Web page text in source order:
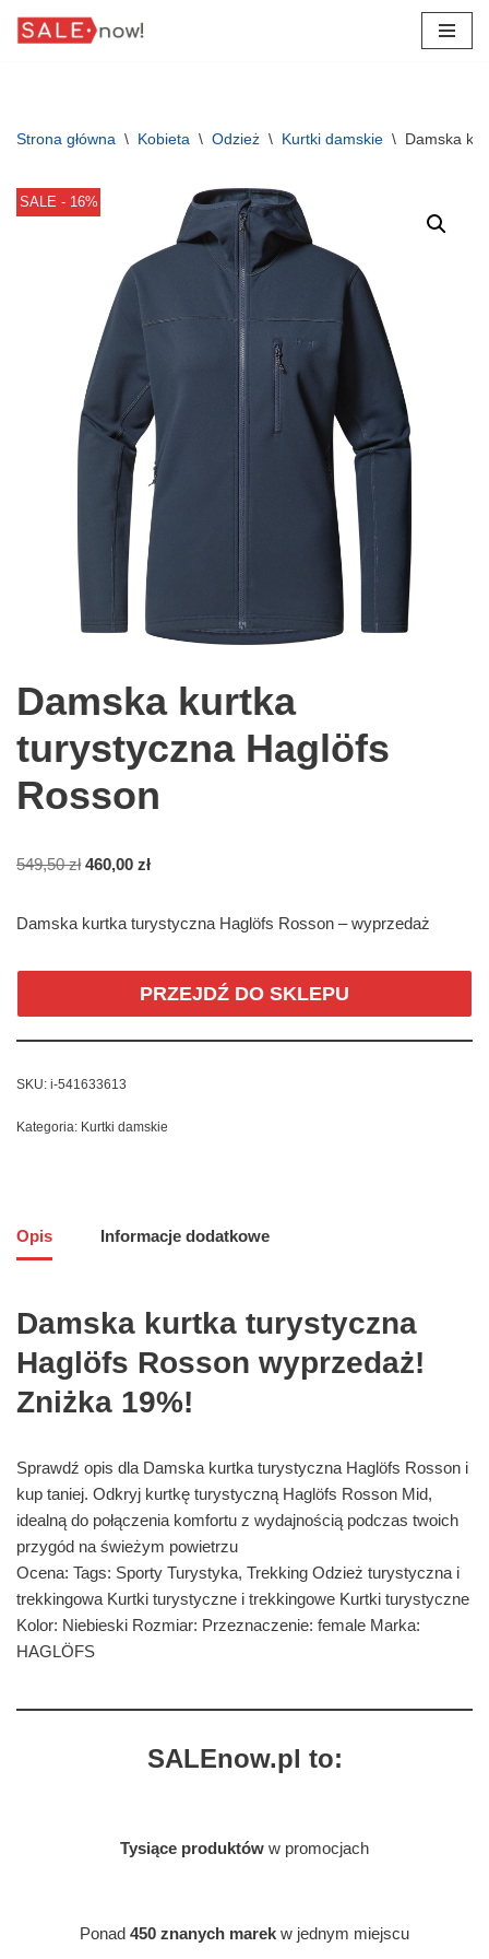
Strona główna \ Kobieta \ Odzież \ Kurtki damskie \ Damska
SALE - 16%
Damska kurtka
turystyczna Haglöfs
Rosson
549,50zł 460,00 zł
Damska kurtka turystyczna Haglöfs Rosson – wyprzedaż
PRZEJDŹ DO SKLEPU
SKU: i-541633613
Kategoria: Kurtki damskie
Opis Informacje dodatkowe
Damska kurtka turystyczna
Haglöfs Rosson wyprzedaż!
Zniżka 19%!
Sprawdź opis dla Damska kurtka turystyczna Haglöfs Rosson i
kup taniej. Odkryj kurtkę turystyczną Haglöfs Rosson Mid,
idealną do połączenia komfortu z wydajnością podczas twoich
przygód na świeżym powietrzu
Ocena: Tags: Sporty Turystyka, Trekking Odzież turystyczna i
trekkingowa Kurtki turystyczne i trekkingowe Kurtki turystyczne
Kolor: Niebieski Rozmiar: Przeznaczenie: female Marka:
HAGLÖFS
SALEnow.pl to:
Tysiące produktów w promocjach
Ponad 450 znanych marek w jednym miejscu